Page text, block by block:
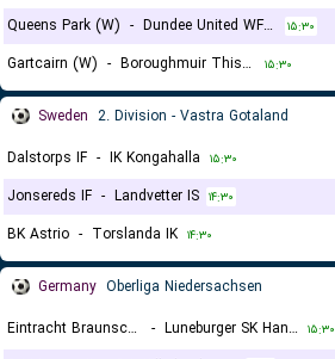
Queens Park (W) - Dundee United WFC (W) ۱۵:۳۰
Gartcairn (W) - Boroughmuir Thistle (W) ۱۵:۳۰
Sweden 2. Division - Vastra Gotaland
Dalstorps IF - IK Kongahalla ۱۵:۳۰
Jonsereds IF - Landvetter IS ۱۴:۳۰
BK Astrio - Torslanda IK ۱۴:۳۰
Germany Oberliga Niedersachsen
Eintracht Braunschweig II - Luneburger SK Hansa ۱۵:۳۰